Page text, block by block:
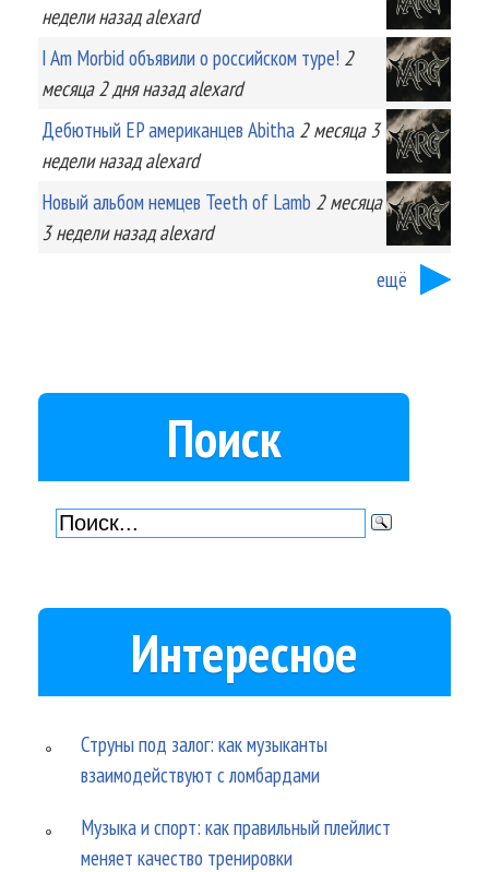
неделиназад alexard
I Am Morbid объявили о российском туре! 2
месяца 2 дняназад alexard
Дебютный EP американцев Abitha 2 месяца 3
неделиназад alexard
Новый альбом немцев Teeth of Lamb 2 месяца
3 неделиназад alexard
ещё
Поиск
Интересное
Струны под залог: как музыканты
взаимодействуют с ломбардами
Музыка и спорт: как правильный плейлист
меняет качество тренировки